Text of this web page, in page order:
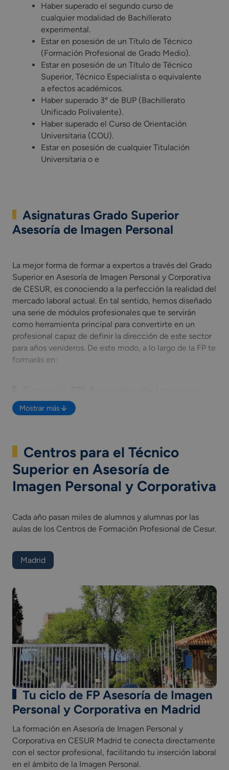
Haber superado el segundo curso de
cualquier modalidad de Bachillerato
experimental.
Estar en posesión de un Título de Técnico
(Formación Profesional de Grado Medio).
Estar en posesión de un Título de Técnico
Superior, Técnico Especialista o equivalente
a efectos académicos.
Haber superado 3º de BUP (Bachillerato
Unificado Polivalente).
​Haber superado el Curso de Orientación
Universitaria (COU).
Estar en posesión de cualquier Titulación
Universitaria o e
Asignaturas Grado Superior
Asesoría de Imagen Personal
La mejor forma de formar a expertos a través del Grado
Superior en Asesoría de Imagen Personal y Corporativa
de CESUR, es conociendo a la perfección la realidad del
mercado laboral actual. En tal sentido, hemos diseñado
una serie de módulos profesionales que te servirán
como herramienta principal para convertirte en un
profesional capaz de definir la dirección de este sector
para años venideros. De este modo, a lo largo de la FP te
formarás en:
Personal y Corporativa
Estilismo en vestuario y complementos.
Asesoría de peluquería.
Protocolo y organización de eventos.
Usos sociales.
Asesoría Estética.
Imagen corporativa.
Dirección y comercialización
corporativa
Formación y orientación laboral.
*Las asignaturas presentes en el plan de estudios
pueden variar según la comunidad autónoma.
Mostrar más
Centros para el Técnico
Superior en Asesoría de
Imagen Personal y Corporativa
Cada año pasan miles de alumnos y alumnas por las
aulas de los Centros de Formación Profesional de Cesur.
Madrid
Tu ciclo de FP Asesoría de Imagen
Personal y Corporativa en Madrid
La formación en Asesoría de Imagen Personal y
Corporativa en CESUR Madrid te conecta directamente
con el sector profesional, facilitando tu inserción laboral
en el ámbito de la Imagen Personal.